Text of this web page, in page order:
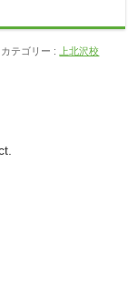
カテゴリー : 上北沢校